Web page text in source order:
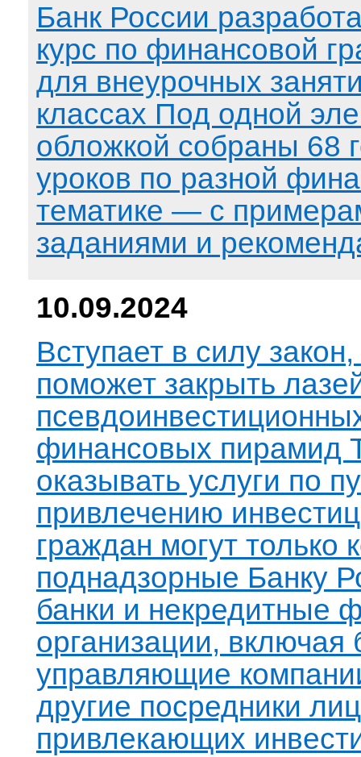
Банк России
курс по финансовой
для внеурочных
классах Под одной
обложкой собраны 68
уроков по разной
тематике — с
заданиями и
10.09.2024
Вступает в силу
поможет закрыть
финансовых пирамид
оказывать услуги по
привлечению
граждан могут только
поднадзорные Банку
банки и некредитные
организации, включая
управляющие
другие посредники
привлекающих